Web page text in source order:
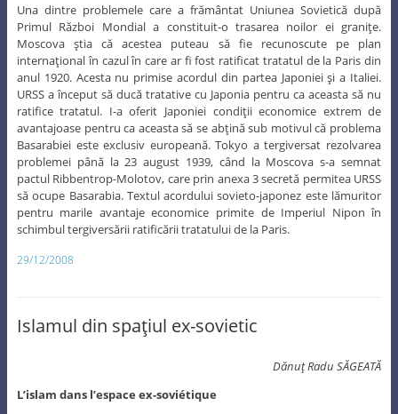
Una dintre problemele care a frământat Uniunea Sovietică după
Primul Război Mondial a constituit-o trasarea noilor ei graniţe.
Moscova ştia că acestea puteau să fie recunoscute pe plan
internaţional în cazul în care ar fi fost ratificat tratatul de la Paris din
anul 1920. Acesta nu primise acordul din partea Japoniei şi a Italiei.
URSS a început să ducă tratative cu Japonia pentru ca aceasta să nu
ratifice tratatul. I-a oferit Japoniei condiţii economice extrem de
avantajoase pentru ca aceasta să se abţină sub motivul că problema
Basarabiei este exclusiv europeană. Tokyo a tergiversat rezolvarea
problemei până la 23 august 1939, când la Moscova s-a semnat
pactul Ribbentrop-Molotov, care prin anexa 3 secretă permitea URSS
să ocupe Basarabia. Textul acordului sovieto-japonez este lămuritor
pentru marile avantaje economice primite de Imperiul Nipon în
schimbul tergiversării ratificării tratatului de la Paris.
29/12/2008
Islamul din spaţiul ex-sovietic
Dănuţ Radu SĂGEATĂ
L’islam dans l’espace ex-soviétique